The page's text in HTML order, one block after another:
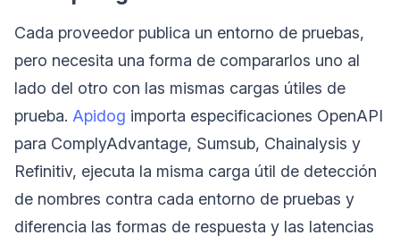
Cada proveedor publica un entorno de pruebas,
pero necesita una forma de compararlos uno al
lado del otro con las mismas cargas útiles de
prueba. Apidog importa especificaciones OpenAPI
para ComplyAdvantage, Sumsub, Chainalysis y
Refinitiv, ejecuta la misma carga útil de detección
de nombres contra cada entorno de pruebas y
diferencia las formas de respuesta y las latencias